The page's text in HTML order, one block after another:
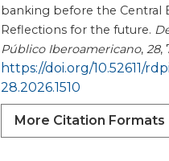
banking before the Central
Reflections for the future.
Público Iberoamericano, 28,
https://doi.org/10.52611/
28.2026.1510
More Citation Formats